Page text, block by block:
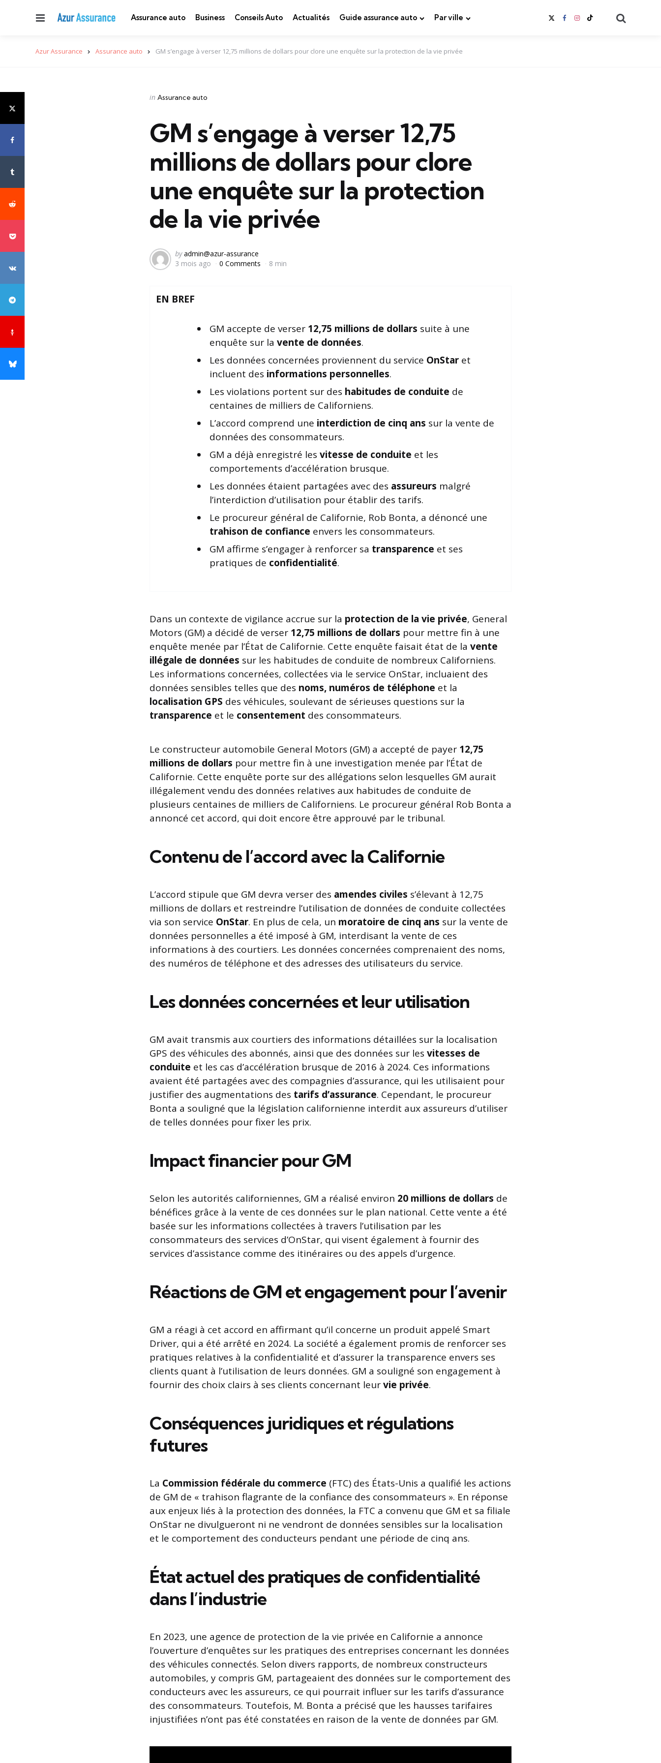
Menu Assurance auto Business Conseils Auto Actualités Guide assurance auto Par ville
Azur Assurance Assurance auto GM s’engage à verser 12,75 millions de dollars pour clore une enquête sur la protection de la vie privée
Categories
Posted
in Assurance auto
GM s’engage à verser 12,75
millions de dollars pour clore
une enquête sur la protection
de la vie privée
Posted
by
by admin@azur-assurance
3 mois ago
0 Comments 8 min
EN BREF
GM accepte de verser 12,75 millions de dollars suite à une
enquête sur la vente de données.
Les données concernées proviennent du service OnStar et
incluent des informations personnelles.
Les violations portent sur des habitudes de conduite de
centaines de milliers de Californiens.
L’accord comprend une interdiction de cinq ans sur la vente de
données des consommateurs.
GM a déjà enregistré les vitesse de conduite et les
comportements d’accélération brusque.
Les données étaient partagées avec des assureurs malgré
l’interdiction d’utilisation pour établir des tarifs.
Le procureur général de Californie, Rob Bonta, a dénoncé une
trahison de confiance envers les consommateurs.
GM affirme s’engager à renforcer sa transparence et ses
pratiques de confidentialité.
Dans un contexte de vigilance accrue sur la protection de la vie privée, General
Motors (GM) a décidé de verser 12,75 millions de dollars pour mettre fin à une
enquête menée par l’État de Californie. Cette enquête faisait état de la vente
illégale de données sur les habitudes de conduite de nombreux Californiens.
Les informations concernées, collectées via le service OnStar, incluaient des
données sensibles telles que des noms, numéros de téléphone et la
localisation GPS des véhicules, soulevant de sérieuses questions sur la
transparence et le consentement des consommateurs.
Le constructeur automobile General Motors (GM) a accepté de payer 12,75
millions de dollars pour mettre fin à une investigation menée par l’État de
Californie. Cette enquête porte sur des allégations selon lesquelles GM aurait
illégalement vendu des données relatives aux habitudes de conduite de
plusieurs centaines de milliers de Californiens. Le procureur général Rob Bonta a
annoncé cet accord, qui doit encore être approuvé par le tribunal.
Contenu de l’accord avec la Californie
L’accord stipule que GM devra verser des amendes civiles s’élevant à 12,75
millions de dollars et restreindre l’utilisation de données de conduite collectées
via son service OnStar. En plus de cela, un moratoire de cinq ans sur la vente de
données personnelles a été imposé à GM, interdisant la vente de ces
informations à des courtiers. Les données concernées comprenaient des noms,
des numéros de téléphone et des adresses des utilisateurs du service.
Les données concernées et leur utilisation
GM avait transmis aux courtiers des informations détaillées sur la localisation
GPS des véhicules des abonnés, ainsi que des données sur les vitesses de
conduite et les cas d’accélération brusque de 2016 à 2024. Ces informations
avaient été partagées avec des compagnies d’assurance, qui les utilisaient pour
justifier des augmentations des tarifs d’assurance. Cependant, le procureur
Bonta a souligné que la législation californienne interdit aux assureurs d’utiliser
de telles données pour fixer les prix.
Impact financier pour GM
Selon les autorités californiennes, GM a réalisé environ 20 millions de dollars de
bénéfices grâce à la vente de ces données sur le plan national. Cette vente a été
basée sur les informations collectées à travers l’utilisation par les
consommateurs des services d’OnStar, qui visent également à fournir des
services d’assistance comme des itinéraires ou des appels d’urgence.
Réactions de GM et engagement pour l’avenir
GM a réagi à cet accord en affirmant qu’il concerne un produit appelé Smart
Driver, qui a été arrêté en 2024. La société a également promis de renforcer ses
pratiques relatives à la confidentialité et d’assurer la transparence envers ses
clients quant à l’utilisation de leurs données. GM a souligné son engagement à
fournir des choix clairs à ses clients concernant leurvie privée.
Conséquences juridiques et régulations
futures
La Commission fédérale du commerce (FTC) des États-Unis a qualifié les actions
de GM de « trahison flagrante de la confiance des consommateurs ». En réponse
aux enjeux liés à la protection des données, la FTC a convenu que GM et sa filiale
OnStar ne divulgueront ni ne vendront de données sensibles sur la localisation
et le comportement des conducteurs pendant une période de cinq ans.
État actuel des pratiques de confidentialité
dans l’industrie
En 2023, une agence de protection de la vie privée en Californie a annonce
l’ouverture d’enquêtes sur les pratiques des entreprises concernant les données
des véhicules connectés. Selon divers rapports, de nombreux constructeurs
automobiles, y compris GM, partageaient des données sur le comportement des
conducteurs avec les assureurs, ce qui pourrait influer sur les tarifs d’assurance
des consommateurs. Toutefois, M. Bonta a précisé que les hausses tarifaires
injustifiées n’ont pas été constatées en raison de la vente de données par GM.